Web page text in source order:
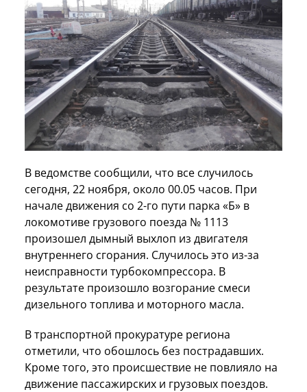
В ведомстве сообщили, что все случилось
сегодня, 22 ноября, около 00.05 часов. При
начале движения со 2-го пути парка «Б» в
локомотиве грузового поезда № 1113
произошел дымный выхлоп из двигателя
внутреннего сгорания. Случилось это из-за
неисправности турбокомпрессора. В
результате произошло возгорание смеси
дизельного топлива и моторного масла.
В транспортной прокуратуре региона
отметили, что обошлось без пострадавших.
Кроме того, это происшествие не повлияло на
движение пассажирских и грузовых поездов.